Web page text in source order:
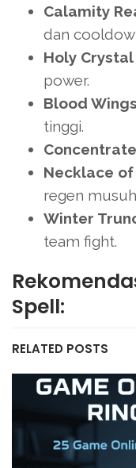
Calamity
dan
Holy Crystal
power.
Blood Wings
tinggi.
Necklace of
regen
Winter
team fight.
Spell:
RELATED POSTS